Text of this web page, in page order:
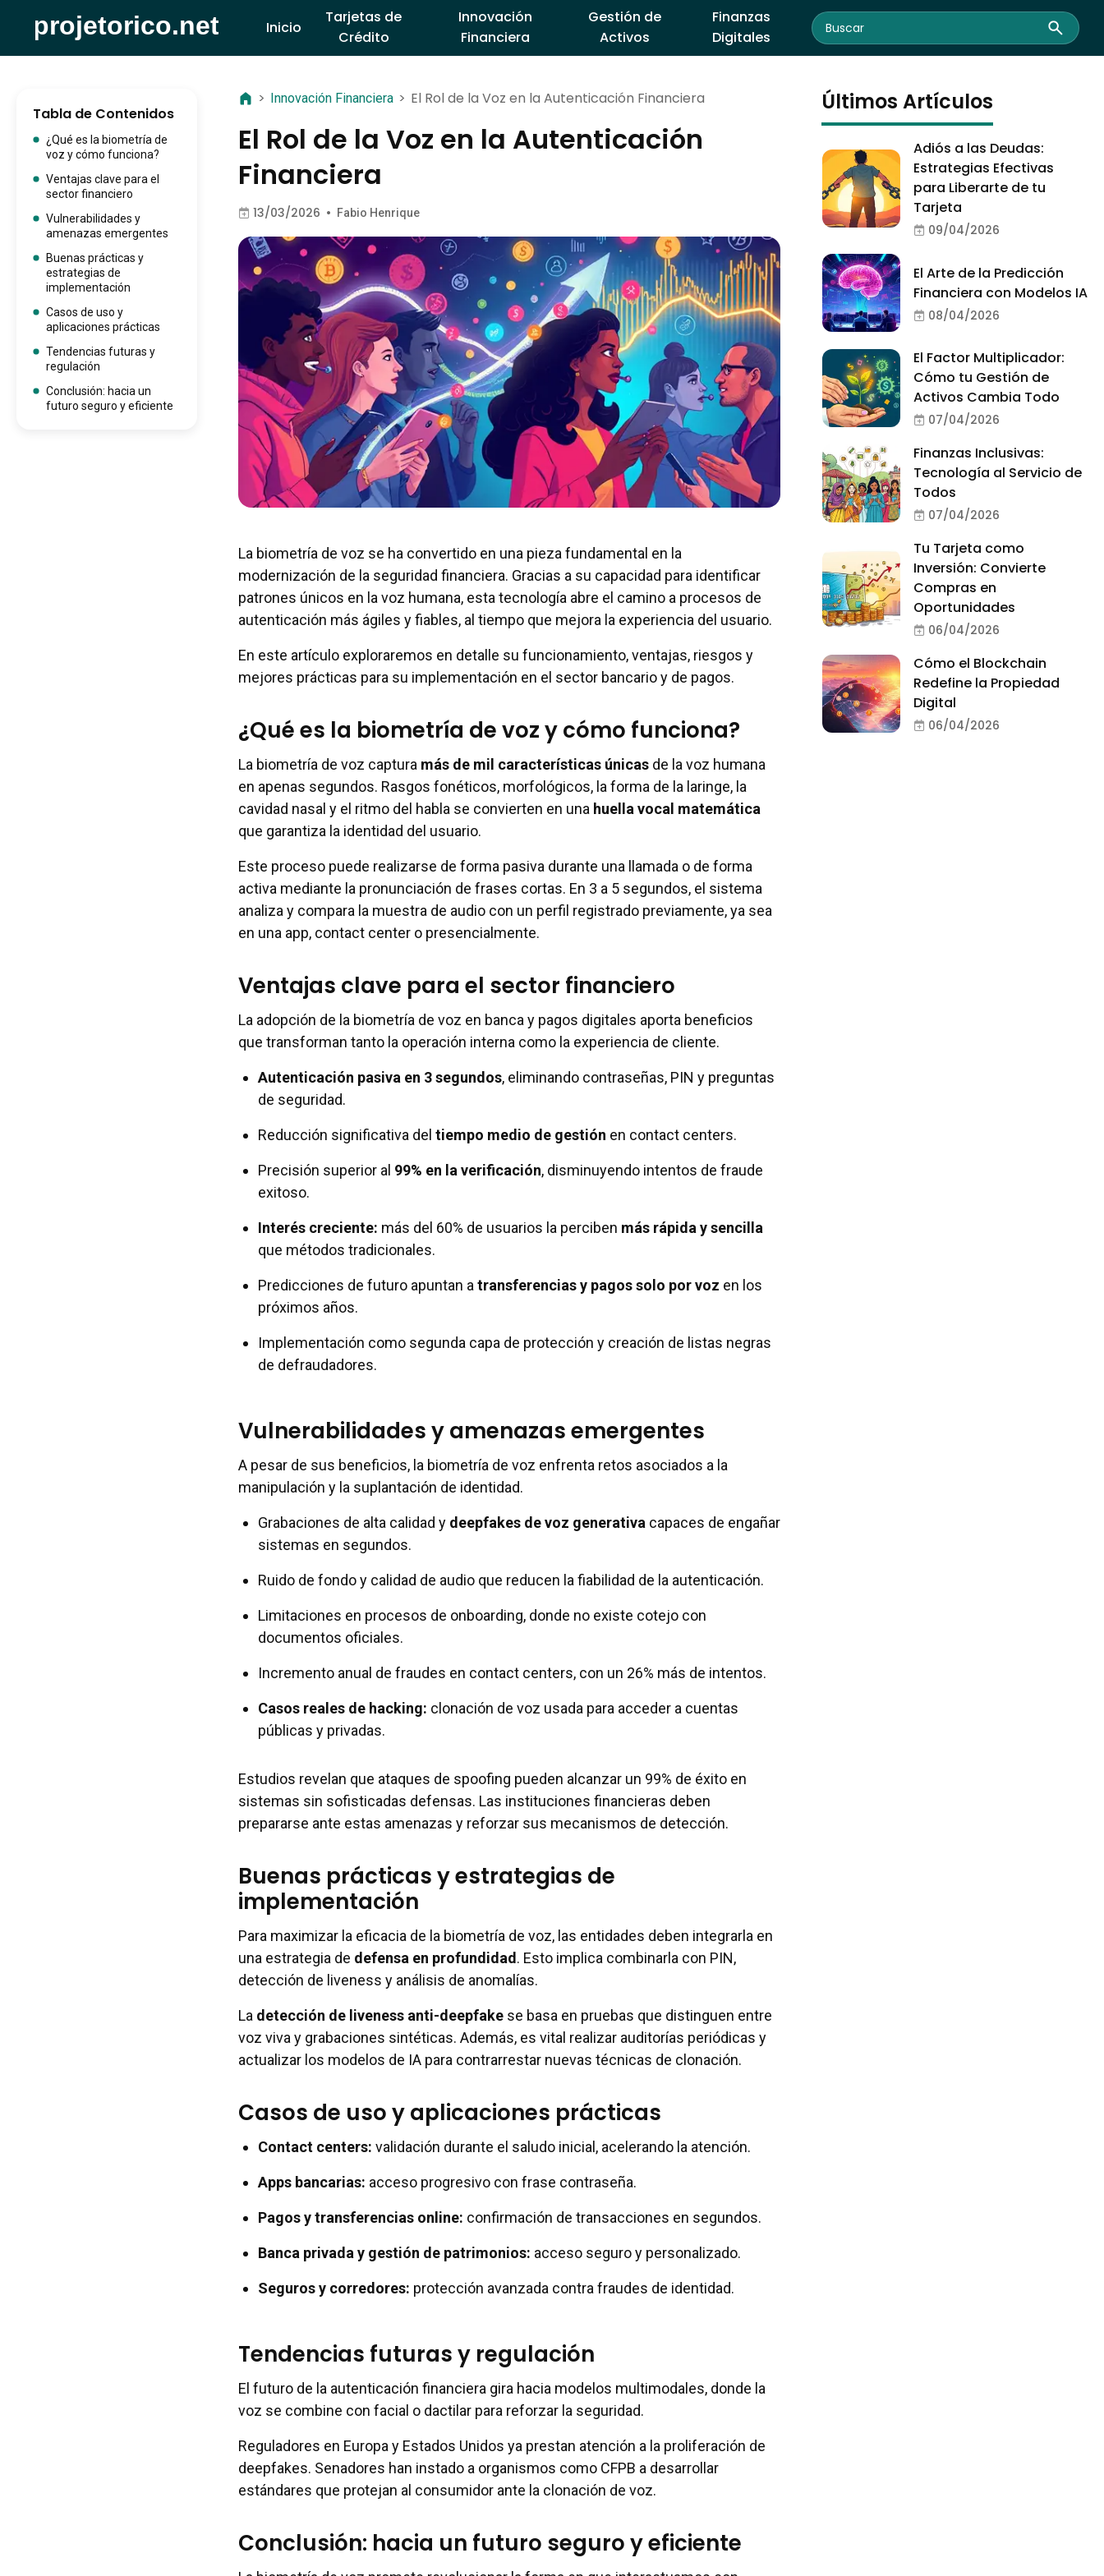
Inicio
Tarjetas de
Crédito
Innovación
Financiera
Gestión de
Activos
Finanzas
Digitales
Tabla de Contenidos
¿Qué es la biometría de
voz y cómo funciona?
Ventajas clave para el
sector financiero
Vulnerabilidades y
amenazas emergentes
Buenas prácticas y
estrategias de
implementación
Casos de uso y
aplicaciones prácticas
Tendencias futuras y
regulación
Conclusión: hacia un
futuro seguro y eficiente
> Innovación Financiera > El Rol de la Voz en la Autenticación Financiera
El Rol de la Voz en la Autenticación
Financiera
13/03/2026 • Fabio Henrique
La biometría de voz se ha convertido en una pieza fundamental en la
modernización de la seguridad financiera. Gracias a su capacidad para identificar
patrones únicos en la voz humana, esta tecnología abre el camino a procesos de
autenticación más ágiles y fiables, al tiempo que mejora la experiencia del usuario.
En este artículo exploraremos en detalle su funcionamiento, ventajas, riesgos y
mejores prácticas para su implementación en el sector bancario y de pagos.
¿Qué es la biometría de voz y cómo funciona?
La biometría de voz captura más de mil características únicas de la voz humana
en apenas segundos. Rasgos fonéticos, morfológicos, la forma de la laringe, la
cavidad nasal y el ritmo del habla se convierten en una huella vocal matemática
que garantiza la identidad del usuario.
Este proceso puede realizarse de forma pasiva durante una llamada o de forma
activa mediante la pronunciación de frases cortas. En 3 a 5 segundos, el sistema
analiza y compara la muestra de audio con un perfil registrado previamente, ya sea
en una app, contact center o presencialmente.
Ventajas clave para el sector financiero
La adopción de la biometría de voz en banca y pagos digitales aporta beneficios
que transforman tanto la operación interna como la experiencia de cliente.
Autenticación pasiva en 3 segundos, eliminando contraseñas, PIN y preguntas
de seguridad.
Reducción significativa del tiempo medio de gestión en contact centers.
Precisión superior al 99% en la verificación, disminuyendo intentos de fraude
exitoso.
Interés creciente: más del 60% de usuarios la perciben más rápida y sencilla
que métodos tradicionales.
Predicciones de futuro apuntan a transferencias y pagos solo por voz en los
próximos años.
Implementación como segunda capa de protección y creación de listas negras
de defraudadores.
Vulnerabilidades y amenazas emergentes
A pesar de sus beneficios, la biometría de voz enfrenta retos asociados a la
manipulación y la suplantación de identidad.
Grabaciones de alta calidad y deepfakes de voz generativa capaces de engañar
sistemas en segundos.
Ruido de fondo y calidad de audio que reducen la fiabilidad de la autenticación.
Limitaciones en procesos de onboarding, donde no existe cotejo con
documentos oficiales.
Incremento anual de fraudes en contact centers, con un 26% más de intentos.
Casos reales de hacking: clonación de voz usada para acceder a cuentas
públicas y privadas.
Estudios revelan que ataques de spoofing pueden alcanzar un 99% de éxito en
sistemas sin sofisticadas defensas. Las instituciones financieras deben
prepararse ante estas amenazas y reforzar sus mecanismos de detección.
Buenas prácticas y estrategias de
implementación
Para maximizar la eficacia de la biometría de voz, las entidades deben integrarla en
una estrategia de defensa en profundidad . Esto implica combinarla con PIN,
detección de liveness y análisis de anomalías.
La detección de liveness anti-deepfake se basa en pruebas que distinguen entre
voz viva y grabaciones sintéticas. Además, es vital realizar auditorías periódicas y
actualizar los modelos de IA para contrarrestar nuevas técnicas de clonación.
Casos de uso y aplicaciones prácticas
Contact centers: validación durante el saludo inicial, acelerando la atención.
Apps bancarias: acceso progresivo con frase contraseña.
Pagos y transferencias online: confirmación de transacciones en segundos.
Banca privada y gestión de patrimonios: acceso seguro y personalizado.
Seguros y corredores: protección avanzada contra fraudes de identidad.
Tendencias futuras y regulación
El futuro de la autenticación financiera gira hacia modelos multimodales, donde la
voz se combine con facial o dactilar para reforzar la seguridad.
Reguladores en Europa y Estados Unidos ya prestan atención a la proliferación de
deepfakes. Senadores han instado a organismos como CFPB a desarrollar
estándares que protejan al consumidor ante la clonación de voz.
Conclusión: hacia un futuro seguro y eficiente
Últimos Artículos
Adiós a las Deudas:
Estrategias Efectivas
para Liberarte de tu
Tarjeta
09/04/2026
El Arte de la Predicción
Financiera con Modelos IA
08/04/2026
El Factor Multiplicador:
Cómo tu Gestión de
Activos Cambia Todo
07/04/2026
Finanzas Inclusivas:
Tecnología al Servicio de
Todos
07/04/2026
Tu Tarjeta como
Inversión: Convierte
Compras en
Oportunidades
06/04/2026
Cómo el Blockchain
Redefine la Propiedad
Digital
06/04/2026